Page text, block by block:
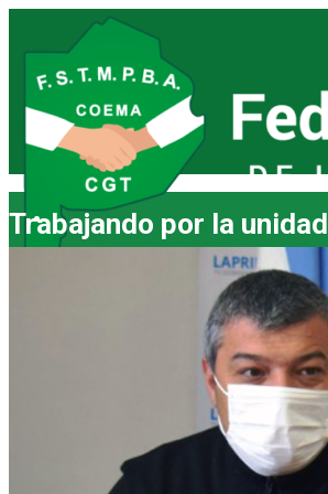
Trabajando por la unidad
INICIO
NUESTRO FUNDADOR
CONSEJO DIRECTIVO
REGIONALES